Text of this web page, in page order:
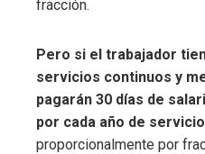
fracción.
Pero si el trabajador
servicios continuos y
pagarán 30 días de
por cada año de
proporcionalmente por